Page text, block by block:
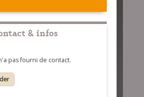
& infos
pas fourni de contact.